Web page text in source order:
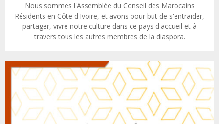
Nous sommes l'Assemblée du Conseil des Marocains
Résidents en Côte d'Ivoire, et avons pour but de s'entraider,
partager, vivre notre culture dans ce pays d'accueil et à
travers tous les autres membres de la diaspora.